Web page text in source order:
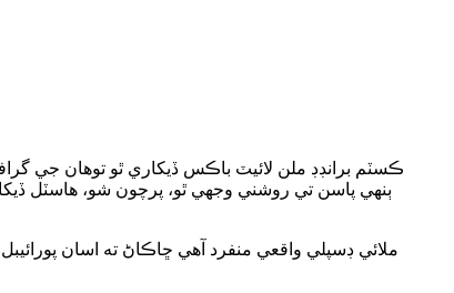
ڪسٽم برانڊڊ ملن لائيٽ باڪس ڏيکاري ٿو توهان جي
ٻنهي پاسن تي روشني وجهي ٿو، پرچون شو، هاسٽل
ملائي ڊسپلي واقعي منفرد آهي ڇاڪاڻ ته اسان